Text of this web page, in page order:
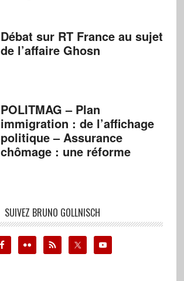
Débat sur RT France au sujet
de l’affaire Ghosn
POLITMAG – Plan
immigration : de l’affichage
politique – Assurance
chômage : une réforme
SUIVEZ BRUNO GOLLNISCH